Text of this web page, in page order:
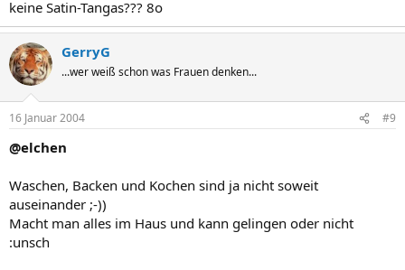
keine Satin-Tangas??? 8o
GerryG
...wer weiß schon was Frauen denken...
16 Januar 2004 #9
@elchen
Waschen, Backen und Kochen sind ja nicht soweit
auseinander ;-))
Macht man alles im Haus und kann gelingen oder nicht
:unsch